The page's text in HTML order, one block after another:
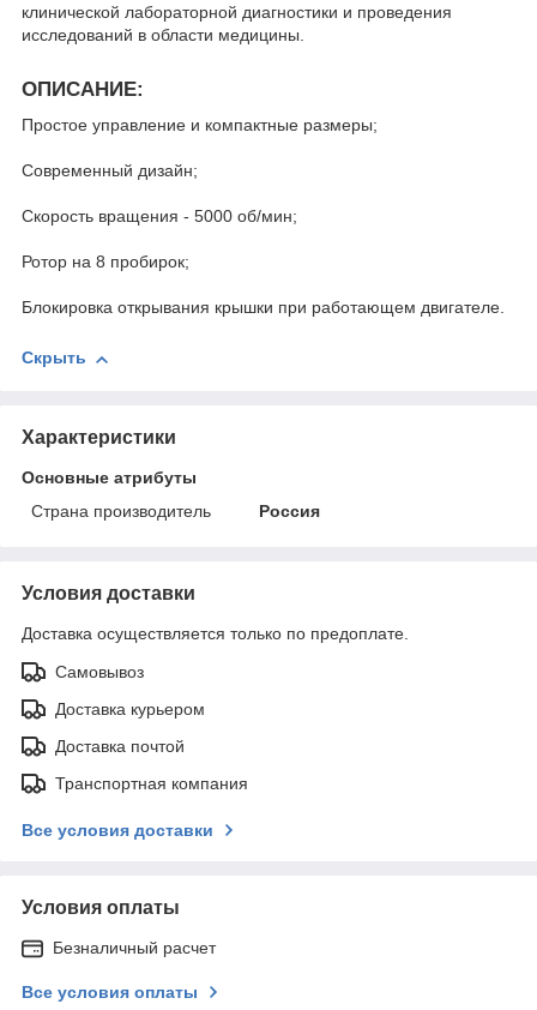
клинической лабораторной диагностики и проведения
исследований в области медицины.
ОПИСАНИЕ:
Простое управление и компактные размеры;
Современный дизайн;
Скорость вращения - 5000 об/мин;
Ротор на 8 пробирок;
Блокировка открывания крышки при работающем двигателе.
Скрыть
Характеристики
Основные атрибуты
Страна производитель
Россия
Условия доставки
Доставка осуществляется только по предоплате.
Самовывоз
Доставка курьером
Доставка почтой
Транспортная компания
Все условия доставки
Условия оплаты
Безналичный расчет
Все условия оплаты